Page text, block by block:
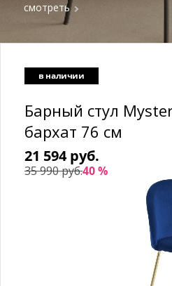
в наличии
Барный стул
бархат 76 см
21 594 руб.
35 990 руб.40 %
смотреть